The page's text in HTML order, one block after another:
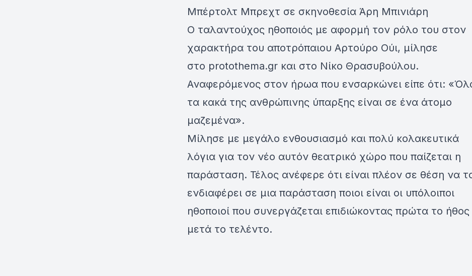
Μπέρτολτ Μπρεχτ σε σκηνοθεσία Άρη Μπινιάρη
Ο ταλαντούχος ηθοποιός με αφορμή τον ρόλο του στον
χαρακτήρα του αποτρόπαιου Αρτούρο Ούι, μίλησε
στο protothema.gr και στο Νίκο Θρασυβούλου.
Αναφερόμενος στον ήρωα που ενσαρκώνει είπε ότι:
τα κακά της ανθρώπινης ύπαρξης είναι σε ένα άτομο
μαζεμένα».
Μίλησε με μεγάλο ενθουσιασμό και πολύ κολακευτικά
λόγια για τον νέο αυτόν θεατρικό χώρο που παίζεται η
παράσταση. Τέλος ανέφερε ότι είναι πλέον σε θέση να
ενδιαφέρει σε μια παράσταση ποιοι είναι οι υπόλοιποι
ηθοποιοί που συνεργάζεται επιδιώκοντας πρώτα το ήθος
μετά το τελέντο.